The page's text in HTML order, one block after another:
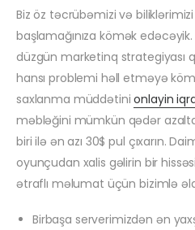
Biz öz təcrübəmizi və biliklərimizi
başlamağınıza kömək
düzgün marketinq strategiyası
hansı problemi həll etməyə
saxlanma müddətinionlayin
məbləğini mümkün qədər
biri ilə ən azı 30$ pul çıxarın.
oyunçudan xalis gəlirin bir
ətraflı məlumat üçün bizimlə
Birbaşa serverimizdən ən